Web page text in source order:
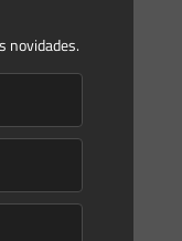
do Meio
0 Read more
novidades.